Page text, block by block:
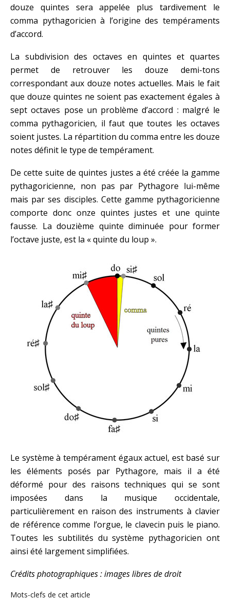
douze quintes sera appelée plus tardivement le
comma pythagoricien à l’origine des tempéraments
d’accord.
La subdivision des octaves en quintes et quartes
permet de retrouver les douze demi-tons
correspondant aux douze notes actuelles. Mais le fait
que douze quintes ne soient pas exactement égales à
sept octaves pose un problème d’accord : malgré le
comma pythagoricien, il faut que toutes les octaves
soient justes. La répartition du comma entre les douze
notes définit le type de tempérament.
De cette suite de quintes justes a été créée la gamme
pythagoricienne, non pas par Pythagore lui-même
mais par ses disciples. Cette gamme pythagoricienne
comporte donc onze quintes justes et une quinte
fausse. La douzième quinte diminuée pour former
l’octave juste, est la « quinte du loup ».
Le système à tempérament égaux actuel, est basé sur
les éléments posés par Pythagore, mais il a été
déformé pour des raisons techniques qui se sont
imposées dans la musique occidentale,
particulièrement en raison des instruments à clavier
de référence comme l’orgue, le clavecin puis le piano.
Toutes les subtilités du système pythagoricien ont
ainsi été largement simplifiées.
Crédits photographiques : images libres de droit
Mots-clefs de cet article